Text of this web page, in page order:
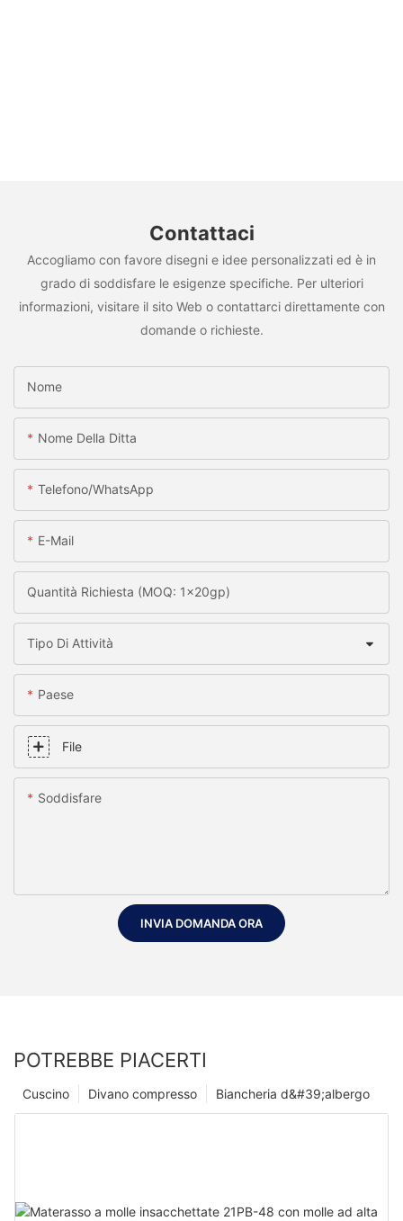
Contattaci
Accogliamo con favore disegni e idee personalizzati ed è in
grado di soddisfare le esigenze specifiche. Per ulteriori
informazioni, visitare il sito Web o contattarci direttamente con
domande o richieste.
Nome
Nome Della Ditta
Telefono/WhatsApp
E-Mail
Quantità Richiesta (MOQ: 1x20gp)
Tipo Di Attività
Paese
File
Soddisfare
INVIA DOMANDA ORA
POTREBBE PIACERTI
Biancheria d&#39;albergo
Divano compresso
Cuscino